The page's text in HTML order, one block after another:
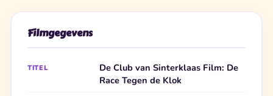
Filmgegevens
TITEL
De Club van Sinterklaas Film: De
Race Tegen de Klok